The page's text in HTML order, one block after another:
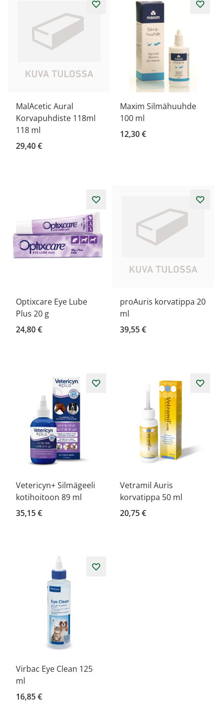
MalAcetic Aural
Korvapuhdiste 118ml
118 ml
29,40 €
Maxim Silmähuuhde
100 ml
12,30 €
Optixcare Eye Lube
Plus 20 g
24,80 €
proAuris korvatippa 20
ml
39,55 €
Vetericyn+ Silmägeeli
kotihoitoon 89 ml
35,15 €
Vetramil Auris
korvatippa 50 ml
20,75 €
Virbac Eye Clean 125
ml
16,85 €